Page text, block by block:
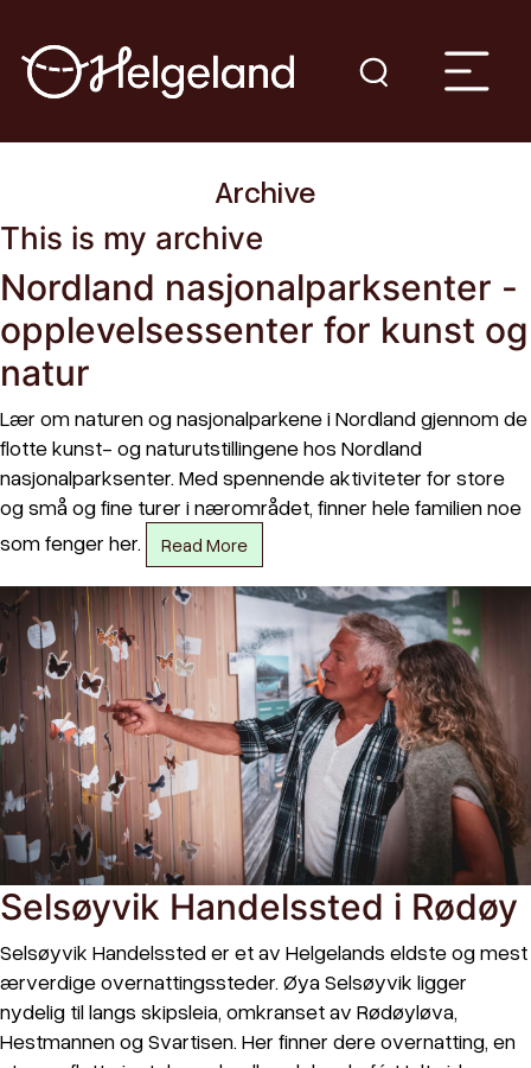
Archive
This is my archive
Nordland nasjonalparksenter -
opplevelsessenter for kunst og
natur
Lær om naturen og nasjonalparkene i Nordland gjennom de
flotte kunst- og naturutstillingene hos Nordland
nasjonalparksenter. Med spennende aktiviteter for store
og små og fine turer i nærområdet, finner hele familien noe
som fenger her.
Read More
Selsøyvik Handelssted i Rødøy
Selsøyvik Handelssted er et av Helgelands eldste og mest
ærverdige overnattingssteder. Øya Selsøyvik ligger
nydelig til langs skipsleia, omkranset av Rødøyløva,
Hestmannen og Svartisen. Her finner dere overnatting, en